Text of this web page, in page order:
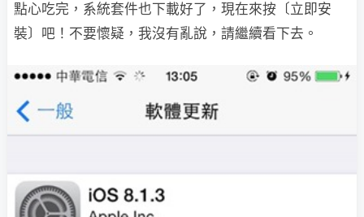
點心吃完，系統套件也下載好了，現在來按〔立即安
裝〕吧！不要懷疑，我沒有亂說，請繼續看下去。